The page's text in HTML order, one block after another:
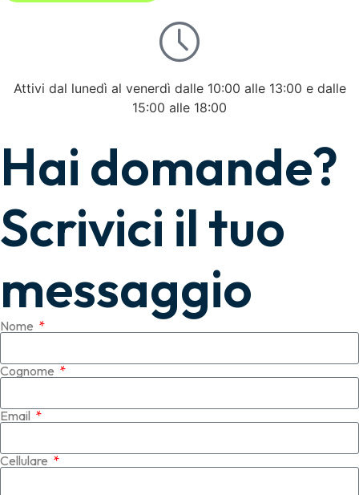
Attivi dal lunedì al venerdì dalle 10:00 alle 13:00 e dalle
15:00 alle 18:00
Hai domande?
Scrivici il tuo
messaggio
Nome
Cognome
Email
Cellulare